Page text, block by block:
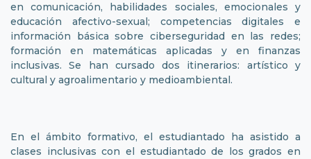
en comunicación, habilidades sociales, emocionales y
educación afectivo-sexual; competencias digitales e
información básica sobre ciberseguridad en las redes;
formación en matemáticas aplicadas y en finanzas
inclusivas. Se han cursado dos itinerarios: artístico y
cultural y agroalimentario y medioambiental.
En el ámbito formativo, el estudiantado ha asistido a
clases inclusivas con el estudiantado de los grados en